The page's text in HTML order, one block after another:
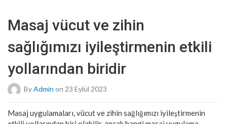
Masaj vücut ve zihin
sağlığımızı iyileştirmenin etkili
yollarından biridir
ByAdmin on 23 Eylül 2023
Masaj uygulamaları, vücut ve zihin sağlığımızı iyileştirmenin